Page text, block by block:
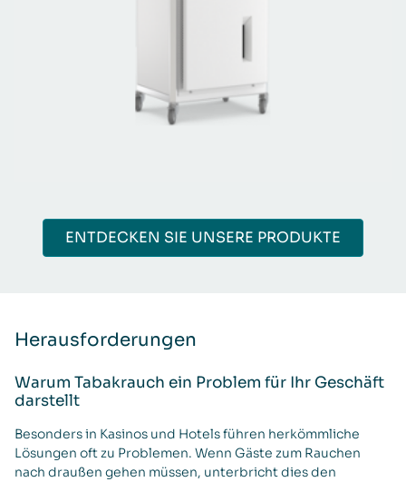
ENTDECKEN SIE UNSERE PRODUKTE
Herausforderungen
Warum Tabakrauch ein Problem für Ihr Geschäft
darstellt
Besonders in Kasinos und Hotels führen herkömmliche
Lösungen oft zu Problemen. Wenn Gäste zum Rauchen
nach draußen gehen müssen, unterbricht dies den